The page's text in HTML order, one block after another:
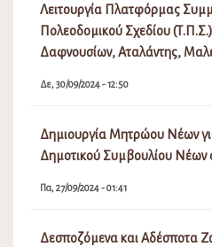
Λειτουργία Πλατφόρμας
Πολεοδομικού Σχεδίου
Δαφνουσίων, Αταλάντης,
Δε, 30/09/2024 - 12:50
Δημιουργία Μητρώου Νέων
Δημοτικού Συμβουλίου
Πα, 27/09/2024 - 01:41
Δεσποζόμενα και Αδέσποτα